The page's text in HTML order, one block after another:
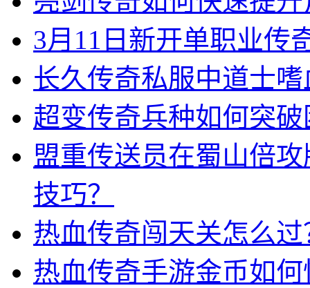
3月11日新开单职业传
长久传奇私服中道士
超变传奇兵种如何突
盟重传送员在蜀山倍
技巧？
热血传奇闯天关怎么
热血传奇手游金币如